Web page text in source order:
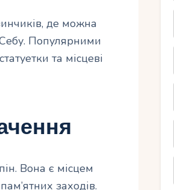
де можна
Себу. Популярними
та місцеві
Вона є місцем
заходів.